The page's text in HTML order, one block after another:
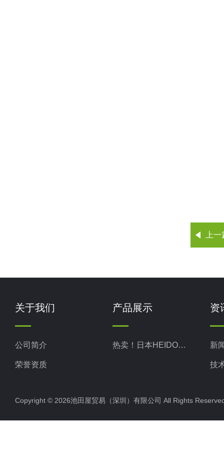
上
关于我们
公司简介
荣誉资质
产品展示
热卖！日本HEIDON新东科学
资
新
技
Copyright © 2026池田屋贸易（深圳）有限公司 All Rights